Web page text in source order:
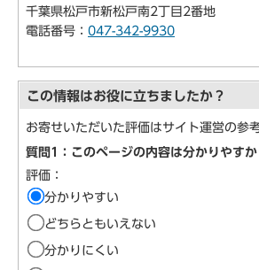
千葉県松戸市新松戸南2丁目2番地
電話番号： 047-342-9930
この情報はお役に立ちましたか？
お寄せいただいた評価はサイト運営の参
質問1：このページの内容は分かりやすか
評価：
分かりやすい
どちらともいえない
分かりにくい